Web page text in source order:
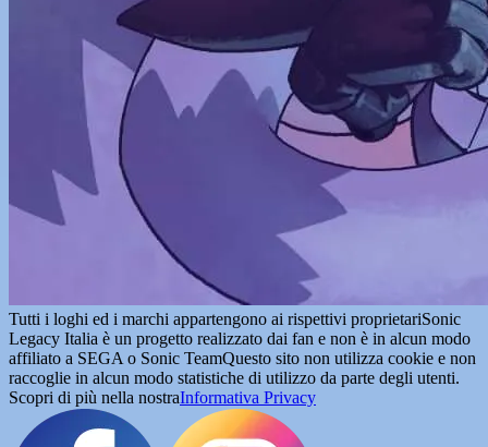
Tutti i loghi ed i marchi appartengono ai rispettivi proprietariSonic
Legacy Italia è un progetto realizzato dai fan e non è in alcun modo
affiliato a SEGA o Sonic TeamQuesto sito non utilizza cookie e non
raccoglie in alcun modo statistiche di utilizzo da parte degli utenti.
Scopri di più nella nostraInformativa Privacy